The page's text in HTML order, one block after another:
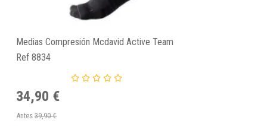
Medias Compresión Mcdavid Active Team
Ref 8834
34,90 €
Antes 39,90 €